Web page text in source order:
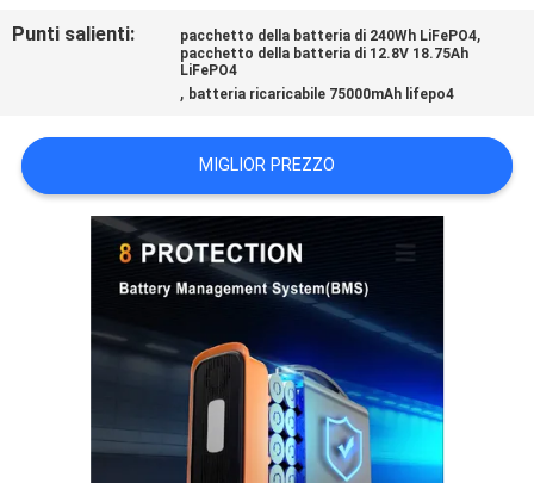
PREVENTIVO
MAPPA
DEL
SITO
SULLA
PRIVACY
Punti salienti: pacchetto della batteria di 240Wh LiFePO4,
pacchetto della batteria di 12.8V 18.75Ah
LiFePO4
, batteria ricaricabile 75000mAh lifepo4
MIGLIOR PREZZO